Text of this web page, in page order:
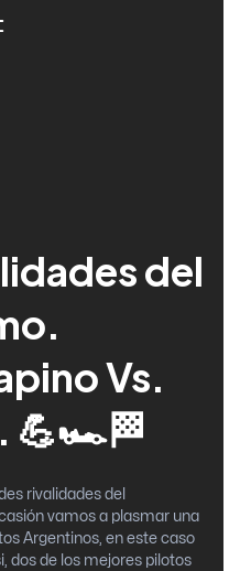
del
Vs.
💪🏎🏁
rivalidades del
vamos a plasmar una
Argentinos, en este caso
dos de los mejores pilotos